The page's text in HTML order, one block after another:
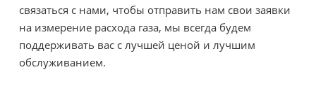
связаться с нами, чтобы отправить нам свои заявки
на измерение расхода газа, мы всегда будем
поддерживать вас с лучшей ценой и лучшим
обслуживанием.